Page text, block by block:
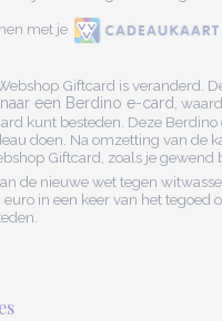
met je
Giftcard is veranderd.
een Berdino e-card,
kunt besteden. Deze
doen. Na omzetting van de
Giftcard, zoals je gewend
de nieuwe wet tegen
in een keer van het tegoed